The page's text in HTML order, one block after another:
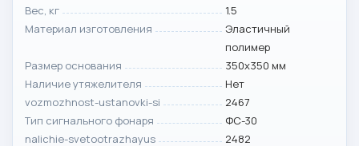
Вес, кг
1.5
Материал изготовления
Эластичный
полимер
Размер основания
350х350 мм
Наличие утяжелителя
Нет
vozmozhnost-ustanovki-si
2467
Тип сигнального фонаря
ФС-30
nalichie-svetootrazhayus
2482